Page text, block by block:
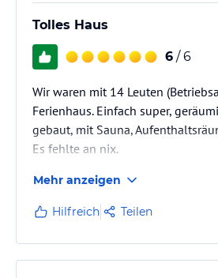
Tolles Haus
6 / 6
Wir waren mit 14 Leuten
Ferienhaus. Einfach super,
gebaut, mit Sauna,
Es fehlte an nix.
Mehr anzeigen
Hilfreich Teilen